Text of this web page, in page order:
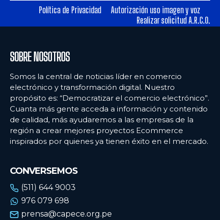
Ecommercenews
ARGENTINA
BOLIVIA
CHILE
COLOMBIA
ECUADOR
URUGUAY
VENEZUELA
Ecommercenews
ARGENTINA
BOLIVIA
CHILE
COLOMBIA
ECUADOR
URUGUAY
VENEZUELA
Política de Privacidad
Autorización uso imagen y voz
Realizar solicitud A.R.C.O.
SOBRE NOSOTROS
Somos la central de noticias líder en comercio
electrónico y transformación digital. Nuestro
propósito es: “Democratizar el comercio electrónico”.
Cuanta más gente acceda a información y contenido
de calidad, más ayudaremos a las empresas de la
región a crear mejores proyectos Ecommerce
inspirados por quienes ya tienen éxito en el mercado.
CONVERSEMOS
(511) 644 9003
976 079 698
prensa@capece.org.pe